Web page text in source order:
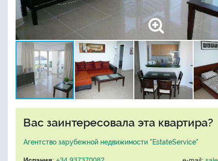
Вас заинтересовала эта квартира?
Агентство зарубежной недвижимости "EstateService"